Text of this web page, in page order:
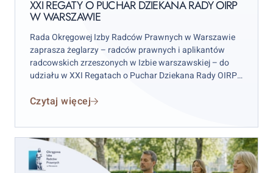
Rady
OIRP
Warszawie
XXI REGATY O PUCHAR DZIEKANA RADY OIRP
W WARSZAWIE
Rada Okręgowej Izby Radców Prawnych w Warszawie
zaprasza żeglarzy – radców prawnych i aplikantów
radcowskich zrzeszonych w Izbie warszawskiej – do
udziału w XXI Regatach o Puchar Dziekana Rady OIRP
września 2026 r. (sobota–niedziela), przy czym
Czytaj więcej